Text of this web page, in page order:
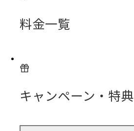
料金一覧
キャンペーン・特典